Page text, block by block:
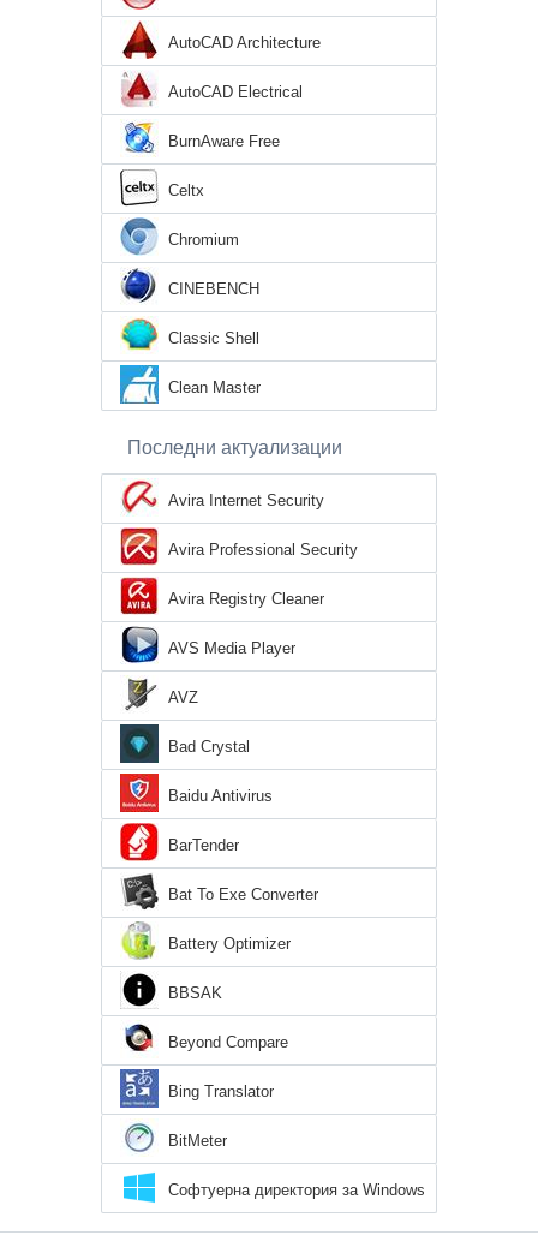
AutoCAD Architecture
AutoCAD Electrical
BurnAware Free
Celtx
Chromium
CINEBENCH
Classic Shell
Clean Master
Последни актуализации
Avira Internet Security
Avira Professional Security
Avira Registry Cleaner
AVS Media Player
AVZ
Bad Crystal
Baidu Antivirus
BarTender
Bat To Exe Converter
Battery Optimizer
BBSAK
Beyond Compare
Bing Translator
BitMeter
Софтуерна директория за Windows
8